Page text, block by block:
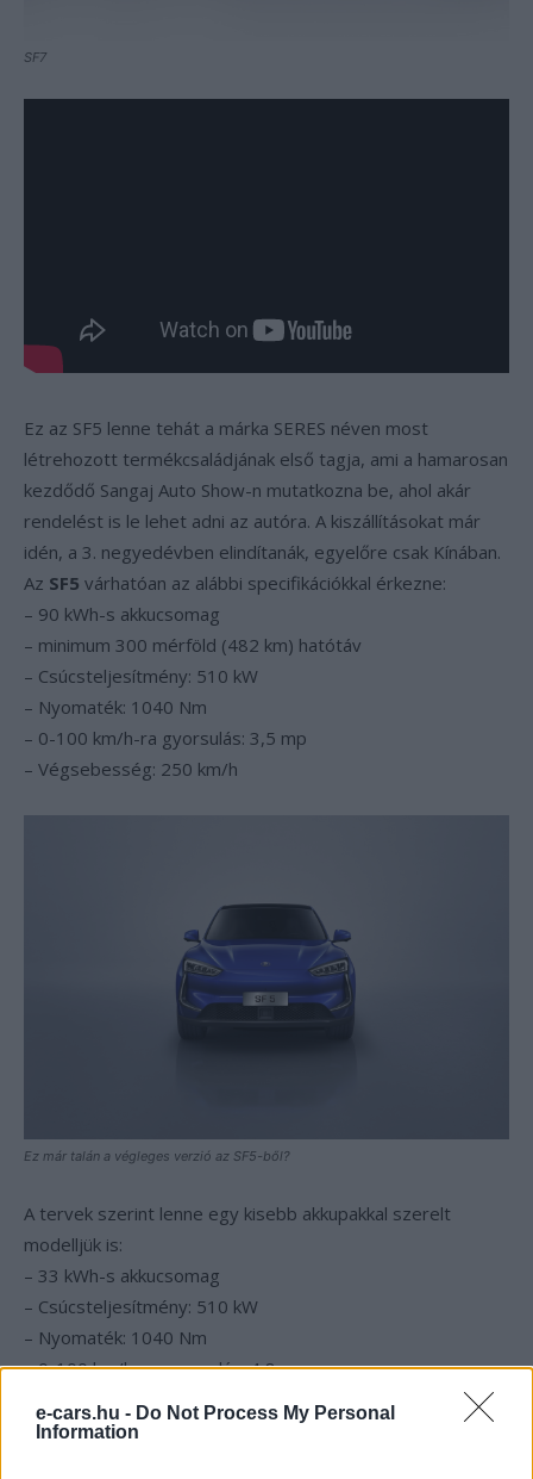
e-cars.hu - Do Not Process My Personal
Information
SF7
Ez az SF5 lenne tehát a márka SERES néven most
létrehozott termékcsaládjának első tagja, ami a hamarosan
kezdődő Sangaj Auto Show-n mutatkozna be, ahol akár
rendelést is le lehet adni az autóra. A kiszállításokat már
idén, a 3. negyedévben elindítanák, egyelőre csak Kínában.
Az SF5 várhatóan az alábbi specifikációkkal érkezne:
– 90 kWh-s akkucsomag
– minimum 300 mérföld (482 km) hatótáv
– Csúcsteljesítmény: 510 kW
– Nyomaték: 1040 Nm
– 0-100 km/h-ra gyorsulás: 3,5 mp
– Végsebesség: 250 km/h
Ez már talán a végleges verzió az SF5-ből?
A tervek szerint lenne egy kisebb akkupakkal szerelt
modelljük is:
– 33 kWh-s akkucsomag
– Csúcsteljesítmény: 510 kW
– Nyomaték: 1040 Nm
– 0-100 km/h-ra gyorsulás: 4,8 mp